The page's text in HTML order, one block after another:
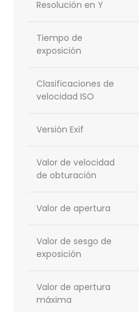
Resolución en Y
Tiempo de
exposición
Clasificaciones de
velocidad ISO
Versión Exif
Valor de velocidad
de obturación
Valor de apertura
Valor de sesgo de
exposición
Valor de apertura
máxima